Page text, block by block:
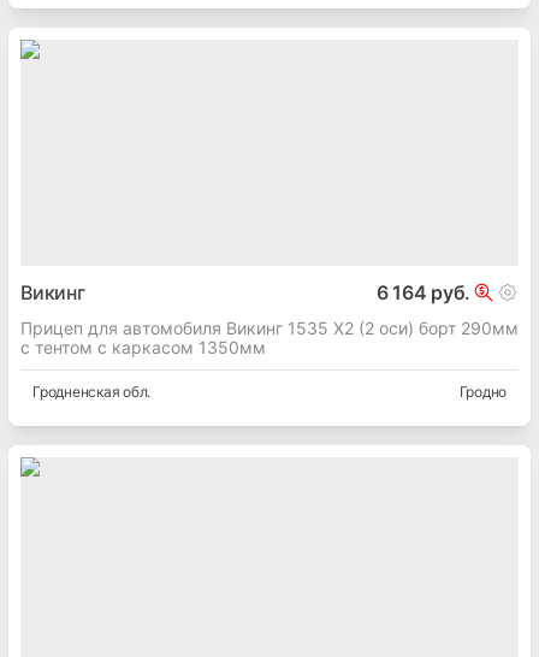
Викинг 6 164 руб.
Прицеп для автомобиля Викинг 1535 X2 (2 оси) борт 290мм
с тентом с каркасом 1350мм
Гродненская обл. Гродно